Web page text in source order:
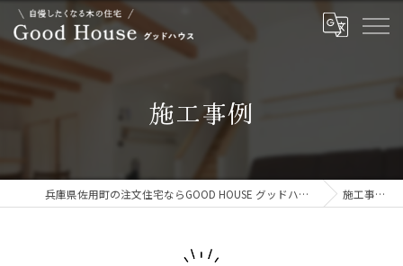
施工事例
兵庫県佐用町の注文住宅ならGOOD HOUSE グッドハウス 施工事例